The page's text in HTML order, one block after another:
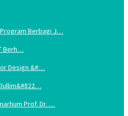
Berbagi J…
Berh…
Design &#…
Prof. Dr. …